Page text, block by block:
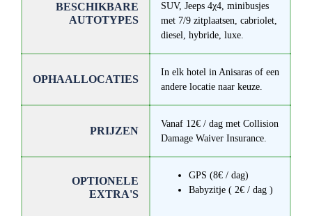
BESCHIKBARE
AUTOTYPES
SUV, Jeeps 4χ4, minibusjes
met 7/9 zitplaatsen, cabriolet,
diesel, hybride, luxe.
OPHAALLOCATIES
In elk hotel in Anisaras of een
andere locatie naar keuze.
PRIJZEN
Vanaf 12€ / dag met Collision
Damage Waiver Insurance.
OPTIONELE
EXTRA'S
GPS (8€ / dag)
Babyzitje ( 2€ / dag )